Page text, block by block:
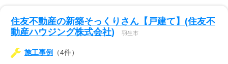
住友不動産の新築そっくりさん【戸建て】(住友不
動産ハウジング株式会社)
羽生市
施工事例 （4件）